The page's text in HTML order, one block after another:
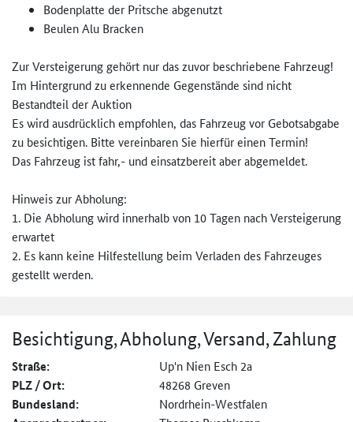
Bodenplatte der Pritsche abgenutzt
Beulen Alu Bracken
Zur Versteigerung gehört nur das zuvor beschriebene Fahrzeug!
Im Hintergrund zu erkennende Gegenstände sind nicht
Bestandteil der Auktion
Es wird ausdrücklich empfohlen, das Fahrzeug vor Gebotsabgabe
zu besichtigen. Bitte vereinbaren Sie hierfür einen Termin!
Das Fahrzeug ist fahr,- und einsatzbereit aber abgemeldet.
Hinweis zur Abholung:
1. Die Abholung wird innerhalb von 10 Tagen nach Versteigerung
erwartet
2. Es kann keine Hilfestellung beim Verladen des Fahrzeuges
gestellt werden.
Besichtigung, Abholung, Versand, Zahlung
Straße: Up'n Nien Esch 2a
PLZ / Ort: 48268 Greven
Bundesland: Nordrhein-Westfalen